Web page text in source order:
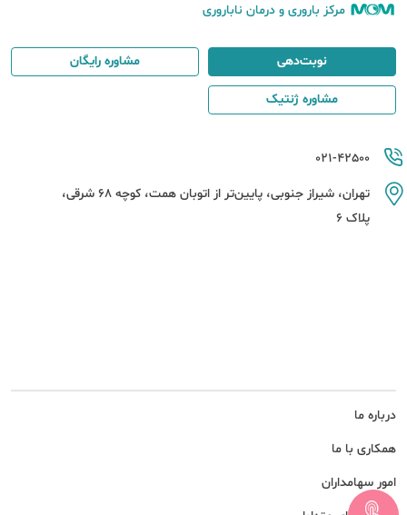
مرکز باروری و درمان ناباروری
درباره ما
همکاری با ما
امور سهامداران
021-42500
تهران، شیراز جنوبی، پایین‌تر از اتوبان همت، کوچه 68 شرقی،
پلاک 6
نوبت‌دهی مشاوره رایگان
مشاوره ژنتیک